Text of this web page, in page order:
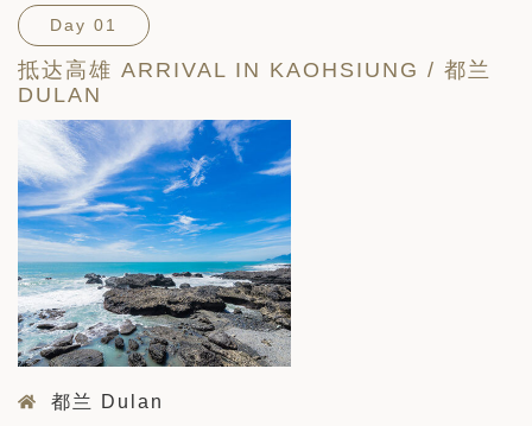
Day 01
抵达高雄 ARRIVAL IN KAOHSIUNG / 都兰
DULAN
都兰 Dulan